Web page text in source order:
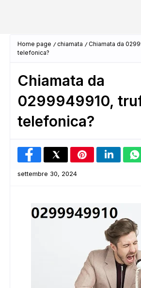
Home page chiamata
Chiamata da
telefonica?
Chiamata da
0299949910,
telefonica?
settembre 30, 2024